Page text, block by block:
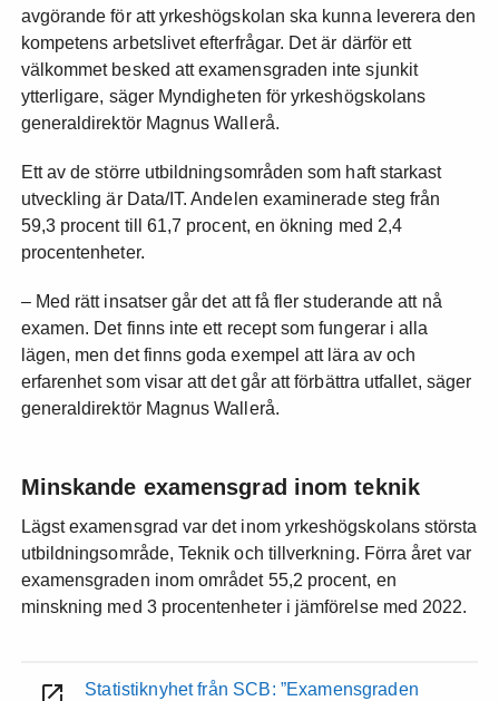
avgörande för att yrkeshögskolan ska kunna leverera den
kompetens arbetslivet efterfrågar. Det är därför ett
välkommet besked att examensgraden inte sjunkit
ytterligare, säger Myndigheten för yrkeshögskolans
generaldirektör Magnus Wallerå.
Ett av de större utbildningsområden som haft starkast
utveckling är Data/IT. Andelen examinerade steg från
59,3 procent till 61,7 procent, en ökning med 2,4
procentenheter.
– Med rätt insatser går det att få fler studerande att nå
examen. Det finns inte ett recept som fungerar i alla
lägen, men det finns goda exempel att lära av och
erfarenhet som visar att det går att förbättra utfallet, säger
generaldirektör Magnus Wallerå.
Minskande examensgrad inom teknik
Lägst examensgrad var det inom yrkeshögskolans största
utbildningsområde, Teknik och tillverkning. Förra året var
examensgraden inom området 55,2 procent, en
minskning med 3 procentenheter i jämförelse med 2022.
Statistiknyhet från SCB: ”Examensgraden